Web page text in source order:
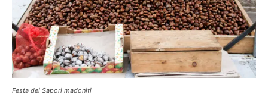
Festa dei Sapori madoniti